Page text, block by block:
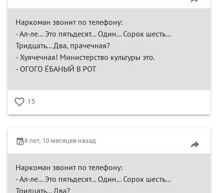
Наркоман звонит по телефону:
- Ал-ле... Это пятьдесят... Один... Сорок шесть...
Тридцать... Два, прачечная?
- Хуячечная! Министерство культуры это.
- ОГОГО ЁБАНЫЙ В РОТ
♥
15
8 лет, 10 месяцев назад
Наркоман звонит по телефону:
- Ал-ле... Это пятьдесят... Один... Сорок шесть...
Тридцать... Два?